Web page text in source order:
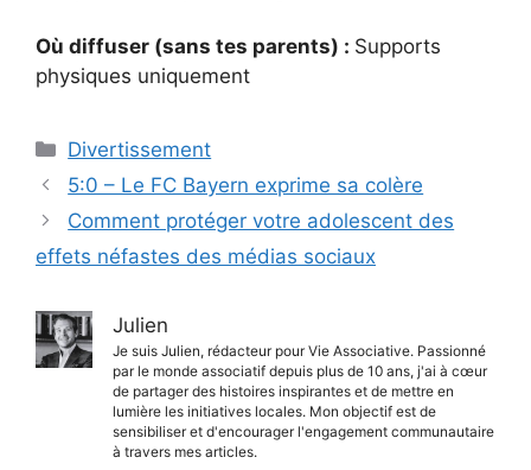
Où diffuser (sans tes parents) : Supports
physiques uniquement
Catégories
Divertissement
5:0 – Le FC Bayern exprime sa colère
Comment protéger votre adolescent des
effets néfastes des médias sociaux
Julien
Je suis Julien, rédacteur pour Vie Associative. Passionné
par le monde associatif depuis plus de 10 ans, j'ai à cœur
de partager des histoires inspirantes et de mettre en
lumière les initiatives locales. Mon objectif est de
sensibiliser et d'encourager l'engagement communautaire
à travers mes articles.